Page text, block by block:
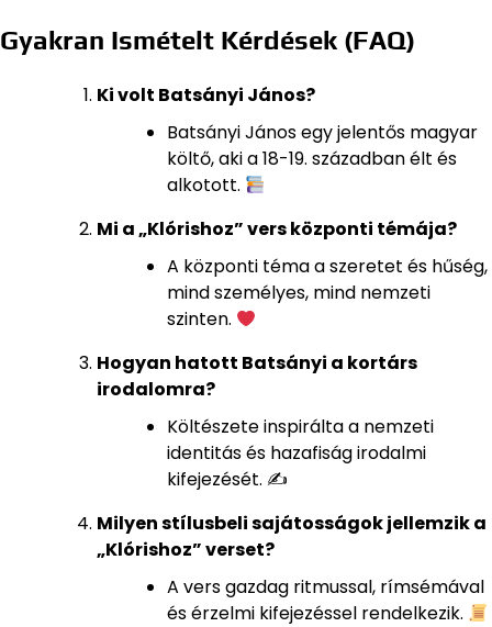
Gyakran Ismételt Kérdések (FAQ)
Ki volt Batsányi János?
Batsányi János egy jelentős magyar
költő, aki a 18-19. században élt és
alkotott.
Mi a „Klórishoz” vers központi témája?
A központi téma a szeretet és hűség,
mind személyes, mind nemzeti
szinten.
Hogyan hatott Batsányi a kortárs
irodalomra?
Költészete inspirálta a nemzeti
identitás és hazafiság irodalmi
kifejezését. ✍️
Milyen stílusbeli sajátosságok jellemzik a
„Klórishoz” verset?
A vers gazdag ritmussal, rímsémával
és érzelmi kifejezéssel rendelkezik.